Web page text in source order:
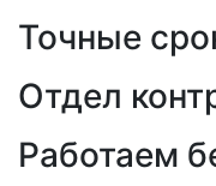
Точные
Отдел
Работаем